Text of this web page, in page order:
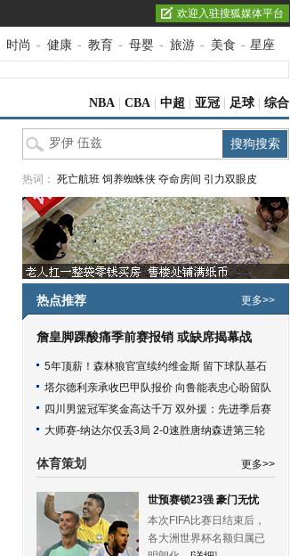
欢迎入驻搜狐媒体平台
时尚 - 健康 - 教育 - 母婴 - 旅游 - 美食 - 星座
NBA CBA 中超 亚冠 足球 综合
热词： 死亡航班 饲养蜘蛛侠 夺命房间 引力双眼皮
热点推荐 更多>>
詹皇脚踝酸痛季前赛报销 或缺席揭幕战
5年顶薪！森林狼官宣续约维金斯 留下球队基石
塔尔德利亲承收巴甲队报价 向鲁能表忠心盼留队
四川男篮冠军奖金高达千万 双外援：先进季后赛
大师赛-纳达尔仅丢3局 2-0速胜唐纳森进第三轮
体育策划 更多>>
世预赛锁23强 豪门无忧
本次FIFA比赛日结束后，
各大洲世界杯名额归属已